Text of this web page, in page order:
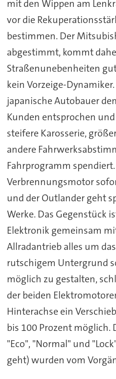
mit den Wippen am
vor die
bestimmen. Der
abgestimmt, kommt
Straßenunebenheiten
kein Vorzeige-
japanische Autobauer
Kunden entsprochen
steifere Karosserie,
andere
Fahrprogramm
Verbrennungsmotor
und der Outlander geht
Werke. Das Gegenstück
Elektronik gemeinsam
Allradantrieb alles um
rutschigem Untergrund
möglich zu gestalten,
der beiden
Hinterachse ein
bis 100 Prozent möglich.
"Eco", "Normal" und
geht) wurden vom